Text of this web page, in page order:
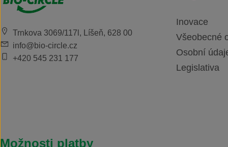
Trnkova 3069/117l, Líšeň, 628 00
info@bio-circle.cz
+420 545 231 177
Inovace
Všeobecné
Osobní
Legislativa
Možnosti platby